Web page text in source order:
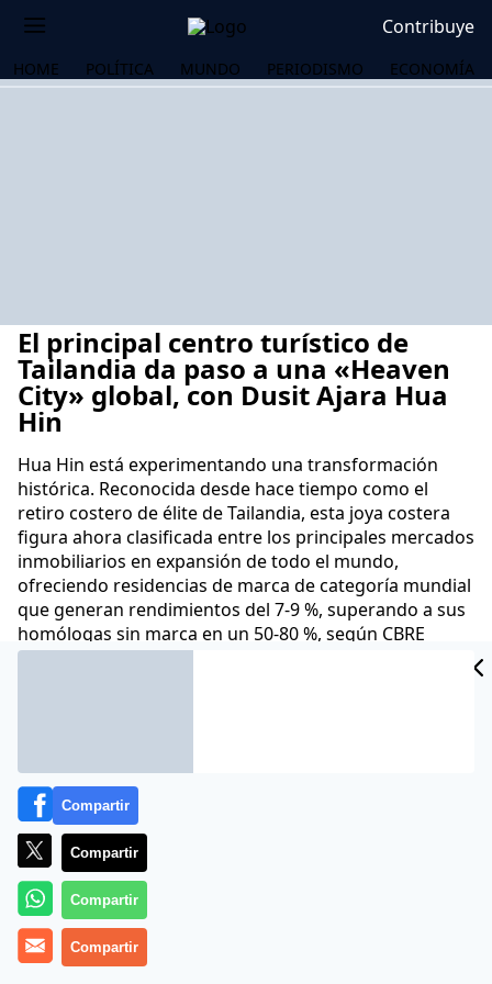
Contribuye
HOME POLÍTICA MUNDO PERIODISMO ECONOMÍA
El principal centro turístico de
Tailandia da paso a una «Heaven
City» global, con Dusit Ajara Hua
Hin
Hua Hin está experimentando una transformación
histórica. Reconocida desde hace tiempo como el
retiro costero de élite de Tailandia, esta joya costera
figura ahora clasificada entre los principales mercados
inmobiliarios en expansión de todo el mundo,
ofreciendo residencias de marca de categoría mundial
que generan rendimientos del 7-9 %, superando a sus
homólogas sin marca en un 50-80 %, según CBRE
Tailandia
Compartir
Compartir
Compartir
Compartir